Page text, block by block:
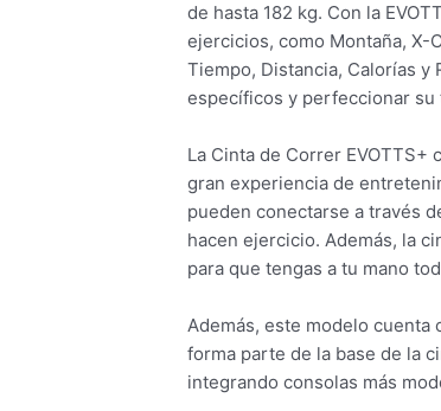
de hasta 182 kg. Con la
ejercicios, como Montaña, X-
Tiempo, Distancia, Calorías
específicos y perfeccionar su
La Cinta de Correr EVOTTS+
gran experiencia de
pueden conectarse a través
hacen ejercicio. Además, la
para que tengas a tu mano
Además, este modelo cuenta
forma parte de la base de la
integrando consolas más